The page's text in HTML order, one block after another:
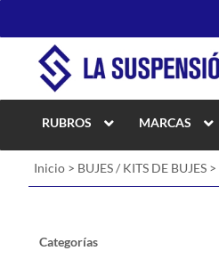
RUBROS MARCAS
Inicio > BUJES / KITS DE BUJES >
Categorías